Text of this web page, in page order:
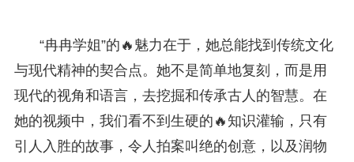
“冉冉学姐”的🔥魅力在于，她总能找到传统文化
与现代精神的契合点。她不是简单地复刻，而是用
现代的视角和语言，去挖掘和传承古人的智慧。在
她的视频中，我们看不到生硬的🔥知识灌输，只有
引人入胜的故事，令人拍案叫绝的创意，以及润物